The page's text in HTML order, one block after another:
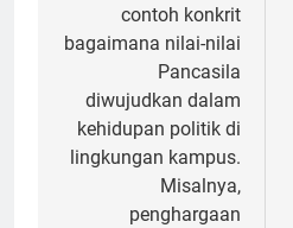
contoh konkrit
bagaimana nilai-nilai
Pancasila
diwujudkan dalam
kehidupan politik di
lingkungan kampus.
Misalnya,
penghargaan